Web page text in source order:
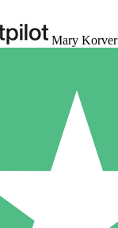
Mary Korver